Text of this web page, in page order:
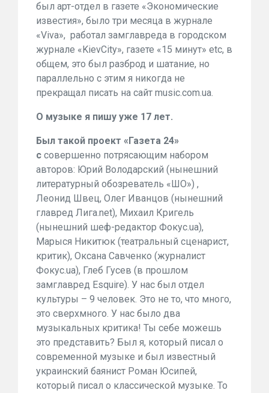
был арт-отдел в газете «Экономические
известия», было три месяца в журнале
«Viva», работал замглавреда в городском
журнале «KievCity», газете «15 минут» etc, в
общем, это был разброд и шатание, но
параллельно с этим я никогда не
прекращал писать на сайт music.com.ua.
О музыке я пишу уже 17 лет.
Был такой проект «Газета 24»
с совершенно потрясающим набором
авторов: Юрий Володарский (нынешний
литературный обозреватель «ШО») ,
Леонид Швец, Олег Иванцов (нынешний
главред Лига.net), Михаил Кригель
(нынешний шеф-редактор Фокус.ua),
Марыся Никитюк (театральный сценарист,
критик), Оксана Савченко (журналист
Фокус.ua), Глеб Гусев (в прошлом
замглавред Esquire). У нас был отдел
культуры – 9 человек. Это не то, что много,
это сверхмного. У нас было два
музыкальных критика! Ты себе можешь
это представить? Был я, который писал о
современной музыке и был известный
украинский баянист Роман Юсипей,
который писал о классической музыке. То